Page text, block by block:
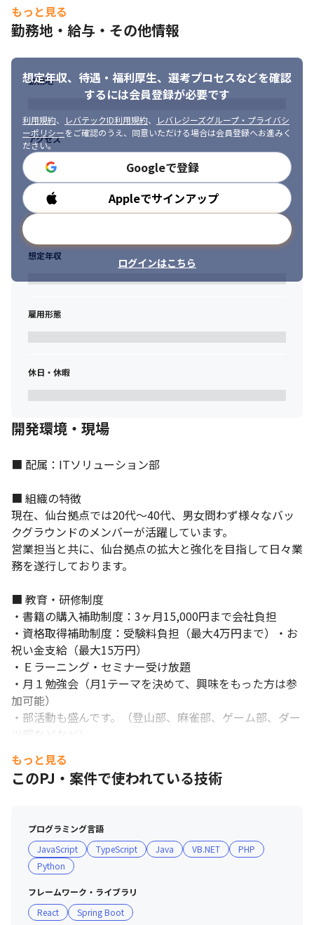
もっと見る
勤務地・給与・その他情報
想定年収、待遇・福利厚生、 選考プロセスなどを確認
するには会員登録が必要です
利用規約、 レバテックID利用規約、
レバレジーズグループ・プライバシ
ーポリシーをご確認のうえ、同意いただける場合は会員登録へお進みく
ださい。
Googleで登録
Appleでサインアップ
ログインはこちら
勤務地
アクセス
勤務時間
想定年収
雇用形態
休日・休暇
開発環境・現場
■ 配属：ITソリューション部
■ 組織の特徴
現在、仙台拠点では20代～40代、男女問わず様々なバッ
クグラウンドのメンバーが活躍しています。
営業担当と共に、仙台拠点の拡大と強化を目指して日々業
務を遂行しております。
■ 教育・研修制度
・書籍の購入補助制度：3ヶ月15,000円まで会社負担
・資格取得補助制度：受験料負担（最大4万円まで）・お
祝い金支給（最大15万円）
・Ｅラーニング・セミナー受け放題
・月１勉強会（月1テーマを決めて、興味をもった方は参
加可能）
・部活動も盛んです。（登山部、麻雀部、ゲーム部、ダー
ツ部などなど）
もっと見る
このPJ・案件で使われている技術
プログラミング言語
JavaScript
TypeScript Java VB.NET
PHP
Python
フレームワーク・ライブラリ
React
Spring Boot